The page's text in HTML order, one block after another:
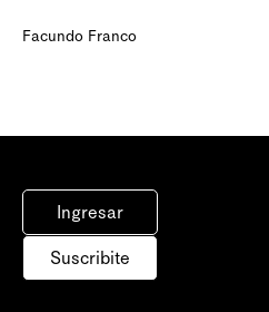
Facundo Franco
Ingresar
Suscribite